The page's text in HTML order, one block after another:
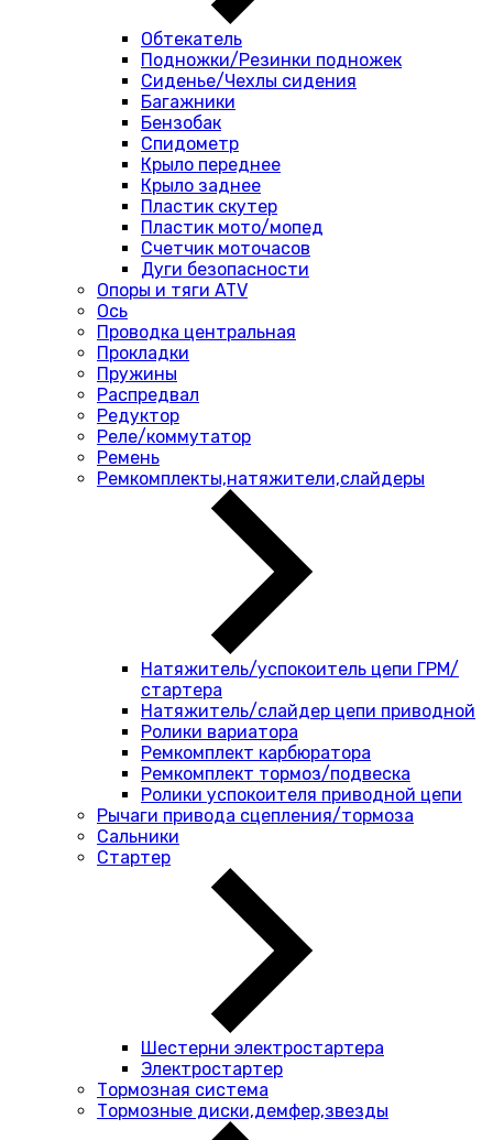
Обтекатель
Подножки/Резинки подножек
Сиденье/Чехлы сидения
Багажники
Бензобак
Спидометр
Крыло переднее
Крыло заднее
Пластик скутер
Пластик мото/мопед
Счетчик моточасов
Дуги безопасности
Опоры и тяги ATV
Ось
Проводка центральная
Прокладки
Пружины
Распредвал
Редуктор
Реле/коммутатор
Ремень
Ремкомплекты,натяжители,слайдеры
Натяжитель/успокоитель цепи ГРМ/
стартера
Натяжитель/слайдер цепи приводной
Ролики вариатора
Ремкомплект карбюратора
Ремкомплект тормоз/подвеска
Ролики успокоителя приводной цепи
Рычаги привода сцепления/тормоза
Сальники
Стартер
Шестерни электростартера
Электростартер
Тормозная система
Тормозные диски,демфер,звезды